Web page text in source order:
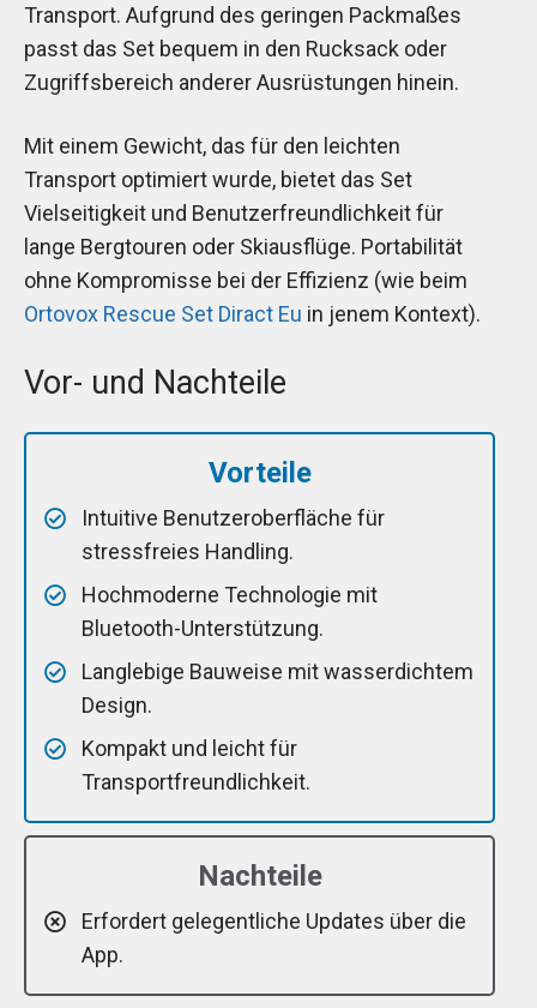
Transport. Aufgrund des geringen Packmaßes
passt das Set bequem in den Rucksack oder
Zugriffsbereich anderer Ausrüstungen hinein.
Mit einem Gewicht, das für den leichten
Transport optimiert wurde, bietet das Set
Vielseitigkeit und Benutzerfreundlichkeit für
lange Bergtouren oder Skiausflüge. Portabilität
ohne Kompromisse bei der Effizienz (wie beim
Ortovox Rescue Set Diract Eu in jenem Kontext).
Vor- und Nachteile
Vorteile
Intuitive Benutzeroberfläche für
stressfreies Handling.
Hochmoderne Technologie mit
Bluetooth-Unterstützung.
Langlebige Bauweise mit wasserdichtem
Design.
Kompakt und leicht für
Transportfreundlichkeit.
Nachteile
Erfordert gelegentliche Updates über die
App.